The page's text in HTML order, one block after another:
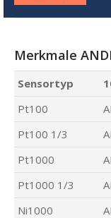
Merkmale
Sensortyp
Pt100
Pt100 1/3
Pt1000
Pt1000 1/3
Ni1000